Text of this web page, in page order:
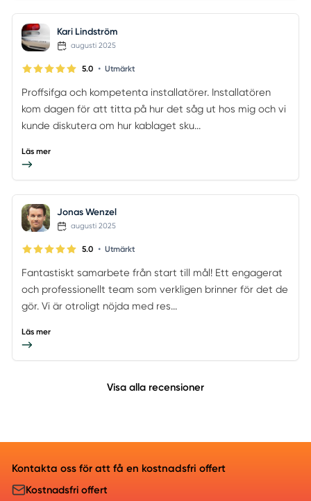
Kari Lindström
augusti 2025
5.0 • Utmärkt
Proffsifga och kompetenta installatörer. Installatören
kom dagen för att titta på hur det såg ut hos mig och vi
kunde diskutera om hur kablaget sku...
Läs mer
Jonas Wenzel
augusti 2025
5.0 • Utmärkt
Fantastiskt samarbete från start till mål! Ett engagerat
och professionellt team som verkligen brinner för det de
gör. Vi är otroligt nöjda med res...
Läs mer
Visa alla recensioner
Kontakta oss för att få en kostnadsfri offert
Kostnadsfri offert